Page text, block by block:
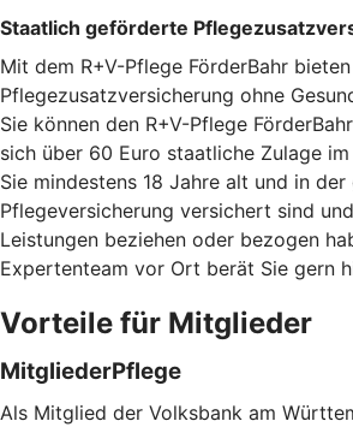
Staatlich geförderte
Mit dem R+V-Pflege FörderBahr
Pflegezusatzversicherung ohne
Sie können den R+V-Pflege
sich über 60 Euro staatliche Zulage
Sie mindestens 18 Jahre alt und in
Pflegeversicherung versichert sind
Leistungen beziehen oder bezogen
Expertenteam vor Ort berät Sie gern
Vorteile für Mitglieder
MitgliederPflege
Als Mitglied der Volksbank am